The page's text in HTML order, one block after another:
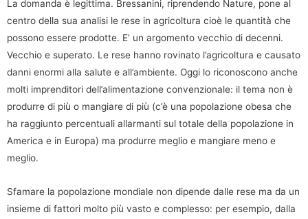
La domanda è legittima. Bressanini, riprendendo Nature, pone al
centro della sua analisi le rese in agricoltura cioè le quantità che
possono essere prodotte. E’ un argomento vecchio di decenni.
Vecchio e superato. Le rese hanno rovinato l’agricoltura e causato
danni enormi alla salute e all’ambiente. Oggi lo riconoscono anche
molti imprenditori dell’alimentazione convenzionale: il tema non è
produrre di più o mangiare di più (c’è una popolazione obesa che
ha raggiunto percentuali allarmanti sul totale della popolazione in
America e in Europa) ma produrre meglio e mangiare meno e
meglio.
Sfamare la popolazione mondiale non dipende dalle rese ma da un
insieme di fattori molto più vasto e complesso: per esempio, dalla